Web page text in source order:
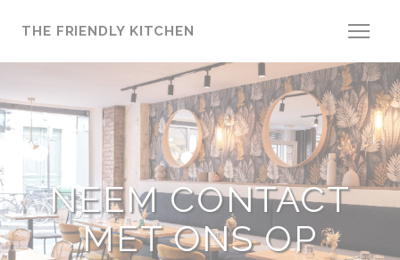
THE FRIENDLY KITCHEN
NEEM CONTACT
MET ONS OP